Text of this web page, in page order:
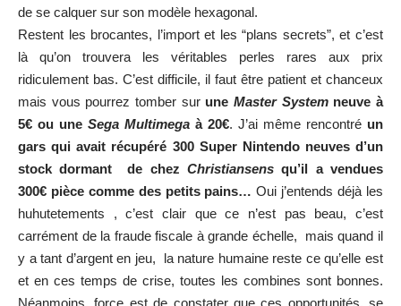
de se calquer sur son modèle hexagonal.
Restent les brocantes, l’import et les “plans secrets”, et c’est
là qu’on trouvera les véritables perles rares aux prix
ridiculement bas. C’est difficile, il faut être patient et chanceux
mais vous pourrez tomber sur uneMaster Systemneuve à
5€ ou une Sega Multimega à 20€. J’ai même rencontré un
gars qui avait récupéré 300 Super Nintendo neuves d’un
stock dormant de chez Christiansensqu’il a vendues
300€ pièce comme des petits pains… Oui j’entends déjà les
huhutetements , c’est clair que ce n’est pas beau, c’est
carrément de la fraude fiscale à grande échelle, mais quand il
y a tant d’argent en jeu, la nature humaine reste ce qu’elle est
et en ces temps de crise, toutes les combines sont bonnes.